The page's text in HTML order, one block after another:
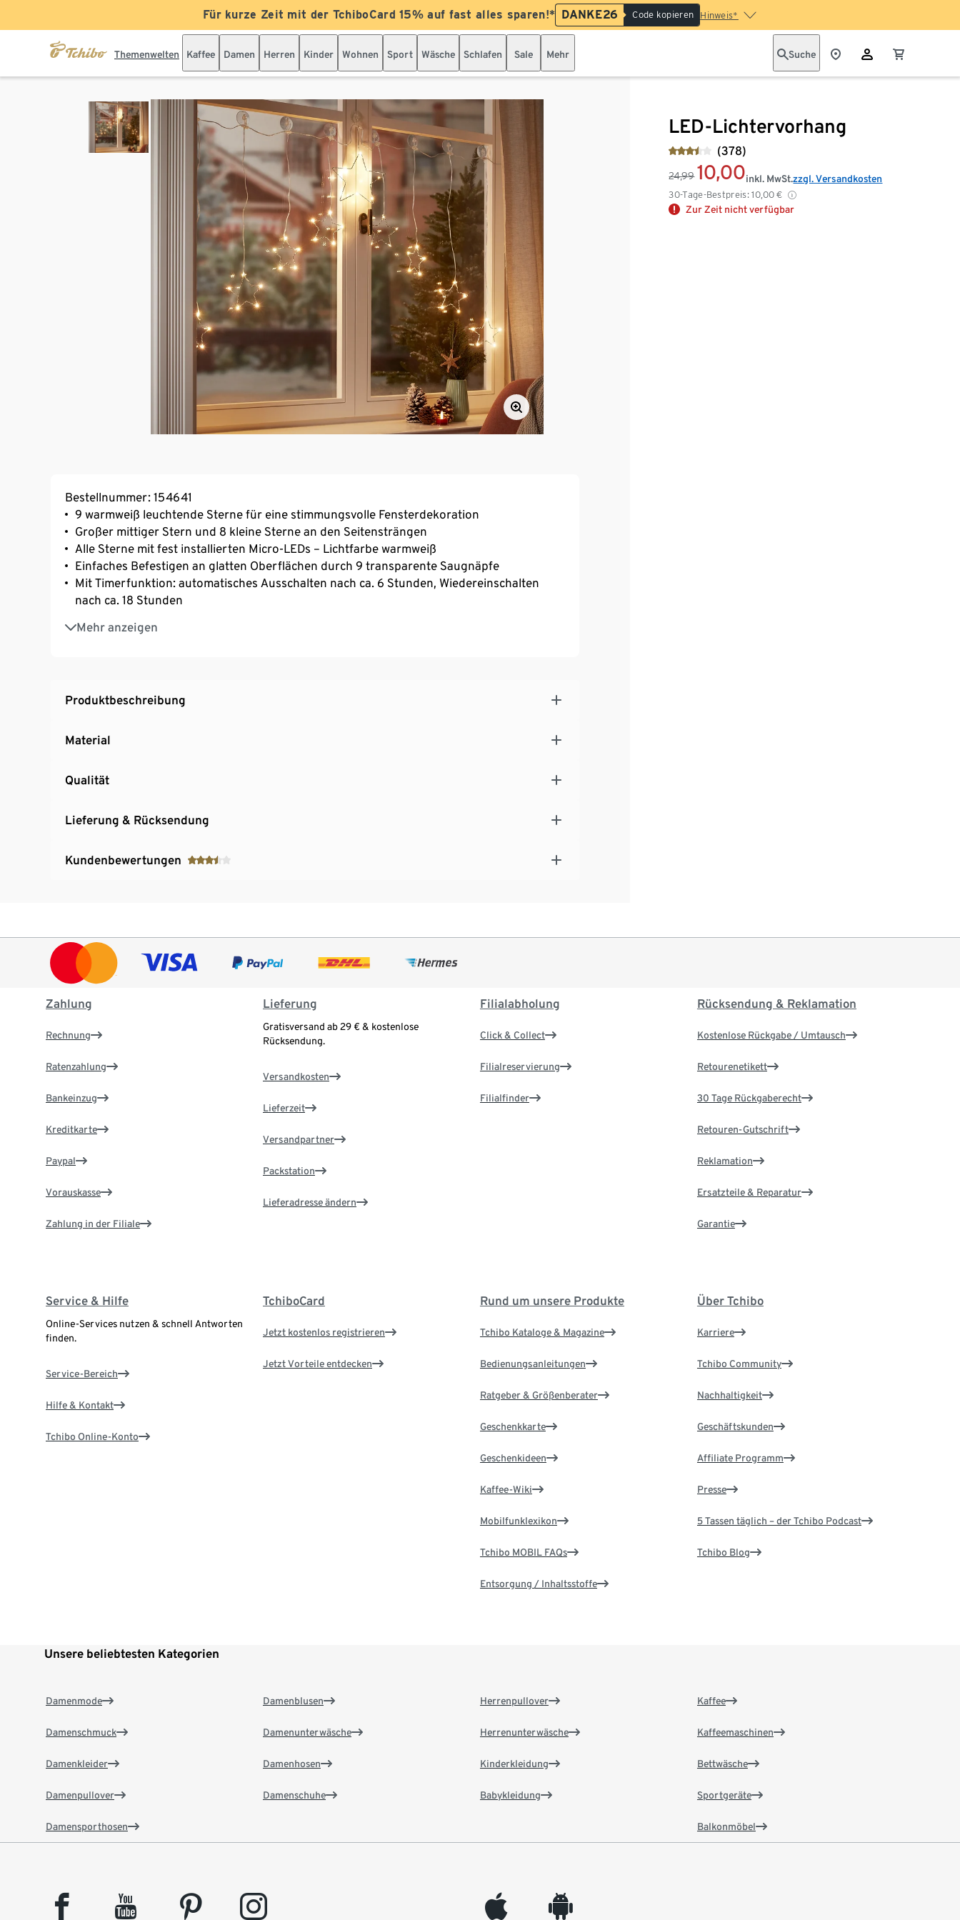
Für kurze Zeit mit der TchiboCard 15% auf fast alles sparen!* DANKE26 Code kopieren Hinweis*
Themenwelten Kaffee Damen Herren Kinder Wohnen Sport Wäsche Schlafen Sale Mehr Suche
LED-Lichtervorhang
(378)
24,99 10,00
30-Tage-Bestpreis: 10,00 €
inkl. MwSt.zzgl. Versandkosten
Zur Zeit nicht verfügbar
Bestellnummer: 154641
9 warmweiß leuchtende Sterne für eine stimmungsvolle Fensterdekoration
Großer mittiger Stern und 8 kleine Sterne an den Seitensträngen
Alle Sterne mit fest installierten Micro-LEDs – Lichtfarbe warmweiß
Einfaches Befestigen an glatten Oberflächen durch 9 transparente Saugnäpfe
Mit Timerfunktion: automatisches Ausschalten nach ca. 6 Stunden, Wiedereinschalten
nach ca. 18 Stunden
Mehr anzeigen
Für den Innenbereich geeignete Weihnachtsdeko
Inkl. Netzadapter
Produktbeschreibung
Material
Qualität
Lieferung & Rücksendung
Kundenbewertungen
Zahlung
Rechnung
Ratenzahlung
Bankeinzug
Kreditkarte
Paypal
Vorauskasse
Zahlung in der Filiale
Lieferung
Gratisversand ab 29 € & kostenlose
Rücksendung.
Versandkosten
Lieferzeit
Versandpartner
Packstation
Lieferadresse ändern
Filialabholung
Click & Collect
Filialreservierung
Filialfinder
Rücksendung & Reklamation
Kostenlose Rückgabe / Umtausch
Retourenetikett
30 Tage Rückgaberecht
Retouren-Gutschrift
Reklamation
Ersatzteile & Reparatur
Garantie
Service & Hilfe
Online-Services nutzen & schnell Antworten
finden.
Service-Bereich
Hilfe & Kontakt
Tchibo Online-Konto
TchiboCard
Jetzt kostenlos registrieren
Jetzt Vorteile entdecken
Rund um unsere Produkte
Tchibo Kataloge & Magazine
Bedienungsanleitungen
Ratgeber & Größenberater
Geschenkkarte
Geschenkideen
Kaffee-Wiki
Mobilfunklexikon
Tchibo MOBIL FAQs
Entsorgung / Inhaltsstoffe
Über Tchibo
Karriere
Tchibo Community
Nachhaltigkeit
Geschäftskunden
Affiliate Programm
Presse
5 Tassen täglich – der Tchibo Podcast
Tchibo Blog
Unsere beliebtesten Kategorien
Damenmode
Damenschmuck
Damenkleider
Damenpullover
Damensporthosen
Damenblusen
Damenunterwäsche
Damenhosen
Damenschuhe
Herrenpullover
Herrenunterwäsche
Kinderkleidung
Babykleidung
Kaffee
Kaffeemaschinen
Bettwäsche
Sportgeräte
Balkonmöbel
facebook youtube pinterest instagram appleinc android